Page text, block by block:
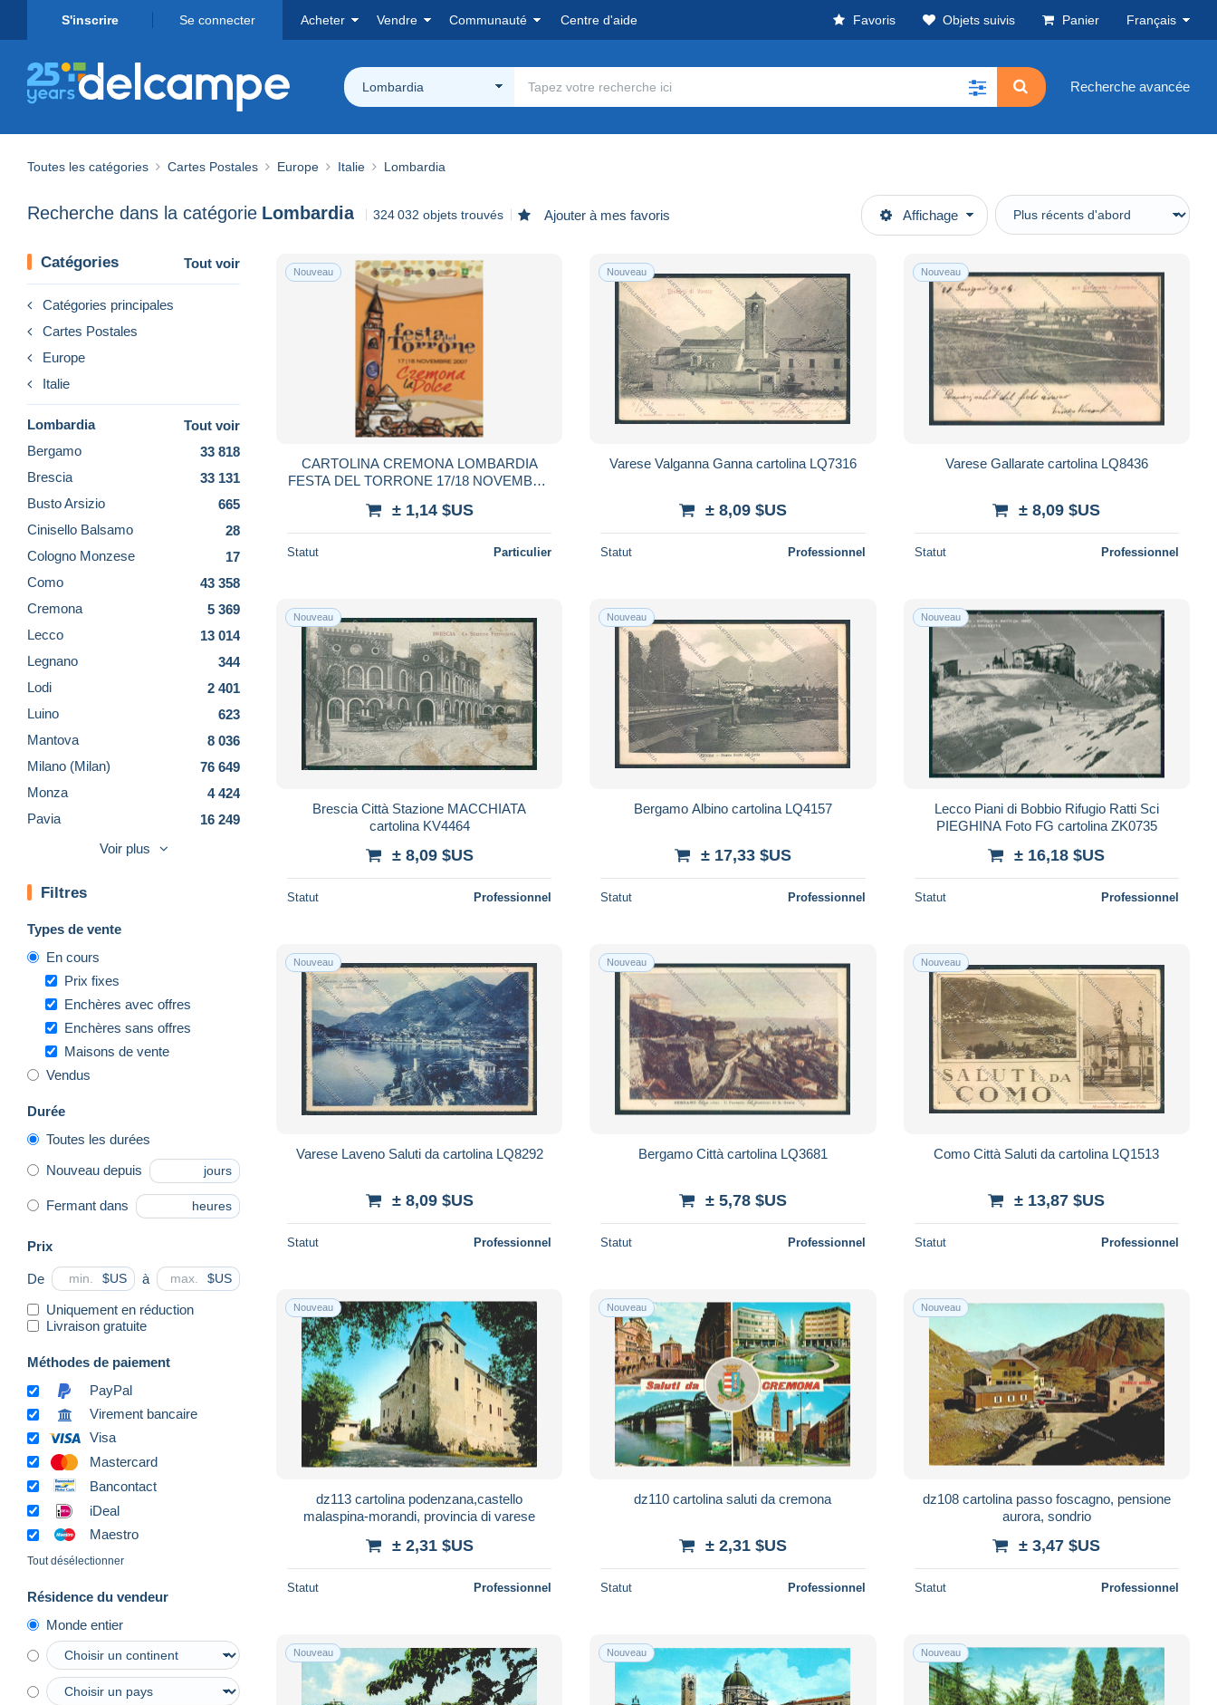
S'inscrire Se connecter Acheter Vendre Communauté Centre d'aide Favoris Objets suivis Panier Français
Lombardia Recherche avancée
Toutes les catégories Cartes Postales Europe Italie Lombardia
Recherche dans la catégorie Lombardia 324 032 objets trouvés Ajouter à mes favoris Affichage
Catégories Tout voir
Catégories principales
Cartes Postales
Europe
Italie
Lombardia
Tout voir
Bergamo
33 818
Brescia
33 131
Busto Arsizio
665
Cinisello Balsamo
28
Cologno Monzese
17
Como
43 358
Cremona
5 369
Lecco
13 014
Legnano
344
Lodi
2 401
Luino
623
Mantova
8 036
Milano (Milan)
76 649
Monza
4 424
Pavia
16 249
Sondrio
Varese
Vigevano
Autres villes
Autres & non classés
Voir plus
Filtres
Types de vente
En cours
Prix fixes
Enchères avec offres
Enchères sans offres
Maisons de vente
Vendus
Durée
Toutes les durées
Nouveau depuis jours
Fermant dans heures
Prix
De $US à $US
Uniquement en réduction
Livraison gratuite
Méthodes de paiement
PayPal
Virement bancaire
Visa
Mastercard
Bancontact
iDeal
Maestro
Tout désélectionner
Résidence du vendeur
Monde entier
Nouveau
CARTOLINA CREMONA LOMBARDIA
FESTA DEL TORRONE 17/18 NOVEMBRE
VIAGGIATA
± 1,14 $US
Statut Particulier
Nouveau
Varese Valganna Ganna cartolina LQ7316
± 8,09 $US
Statut Professionnel
Nouveau
Varese Gallarate cartolina LQ8436
± 8,09 $US
Statut Professionnel
Nouveau
Brescia Città Stazione MACCHIATA
cartolina KV4464
± 8,09 $US
Statut Professionnel
Nouveau
Bergamo Albino cartolina LQ4157
± 17,33 $US
Statut Professionnel
Nouveau
Lecco Piani di Bobbio Rifugio Ratti Sci
PIEGHINA Foto FG cartolina ZK0735
± 16,18 $US
Statut Professionnel
Nouveau
Varese Laveno Saluti da cartolina LQ8292
± 8,09 $US
Statut Professionnel
Nouveau
Bergamo Città cartolina LQ3681
± 5,78 $US
Statut Professionnel
Nouveau
Como Città Saluti da cartolina LQ1513
± 13,87 $US
Statut Professionnel
Nouveau
dz113 cartolina podenzana,castello
malaspina-morandi, provincia di varese
± 2,31 $US
Statut Professionnel
Nouveau
dz110 cartolina saluti da cremona
± 2,31 $US
Statut Professionnel
Nouveau
dz108 cartolina passo foscagno, pensione
aurora, sondrio
± 3,47 $US
Statut Professionnel
Nouveau Nouveau Nouveau